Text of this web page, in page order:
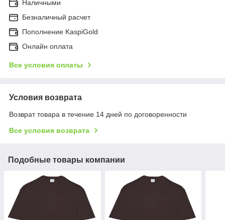
Наличными
Безналичный расчет
Пополнение KaspiGold
Онлайн оплата
Все условия оплаты
Условия возврата
Возврат товара в течение 14 дней по договоренности
Все условия возврата
Подобные товары компании